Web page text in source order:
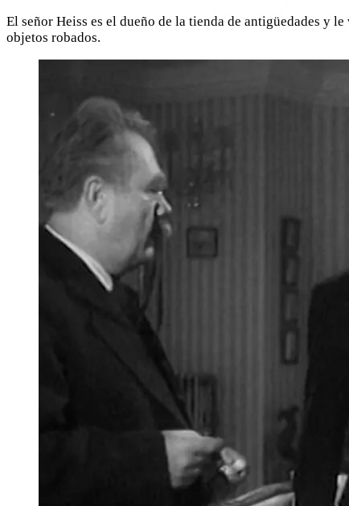
El señor Heiss es el dueño de la tienda de antigüedades y
objetos robados.